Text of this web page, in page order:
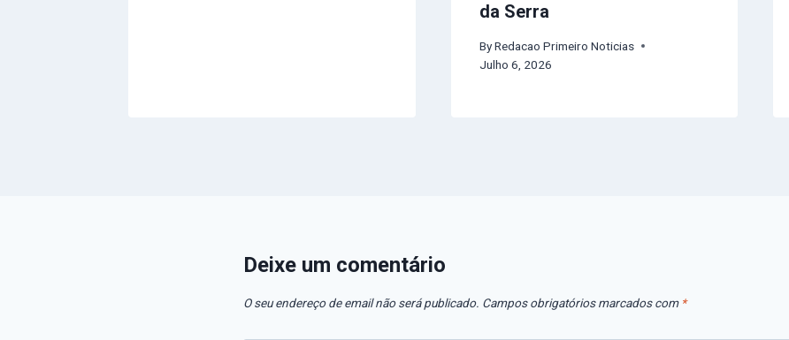
da Serra
By Redacao Primeiro Noticias
Julho 6, 2026
Deixe um comentário
O seu endereço de email não será publicado. Campos obrigatórios marcados com *